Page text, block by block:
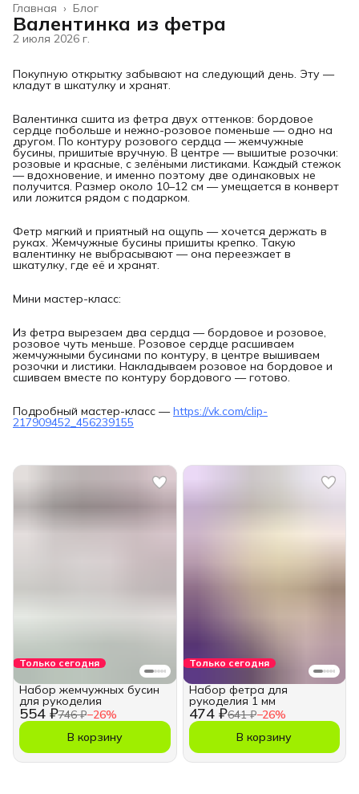
Блог
Главная ›
Валентинка из фетра
2 июля 2026 г.
Покупную открытку забывают на следующий день. Эту —
кладут в шкатулку и хранят.
Валентинка сшита из фетра двух оттенков: бордовое
сердце побольше и нежно-розовое поменьше — одно на
другом. По контуру розового сердца — жемчужные
бусины, пришитые вручную. В центре — вышитые розочки:
розовые и красные, с зелёными листиками. Каждый стежок
— вдохновение, и именно поэтому две одинаковых не
получится. Размер около 10–12 см — умещается в конверт
или ложится рядом с подарком.
Фетр мягкий и приятный на ощупь — хочется держать в
руках. Жемчужные бусины пришиты крепко. Такую
валентинку не выбрасывают — она переезжает в
шкатулку, где её и хранят.
Мини мастер-класс:
Из фетра вырезаем два сердца — бордовое и розовое,
розовое чуть меньше. Розовое сердце расшиваем
жемчужными бусинами по контуру, в центре вышиваем
розочки и листики. Накладываем розовое на бордовое и
сшиваем вместе по контуру бордового — готово.
Подробный мастер-класс —https://vk.com/clip-
217909452_456239155
Только сегодня
554 ₽746 ₽−26%
Набор жемчужных бусин
для рукоделия
В корзину
Только сегодня
474 ₽641 ₽−26%
Набор фетра для
рукоделия 1 мм
В корзину